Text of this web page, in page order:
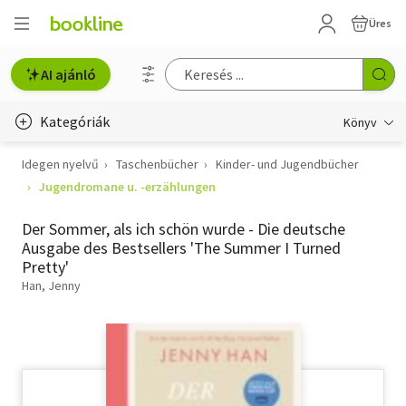
Üres
AI ajánló
Kategóriák Könyv
Életmód, egészség
Gyermek- és ifjúsági
Hobbi, szabadidő
Idegen nyelvű Taschenbücher
Kinder- und Jugendbücher
Jugendromane u. -erzählungen
Der Sommer, als ich schön wurde - Die deutsche
Ausgabe des Bestsellers 'The Summer I Turned
Pretty'
Han, Jenny